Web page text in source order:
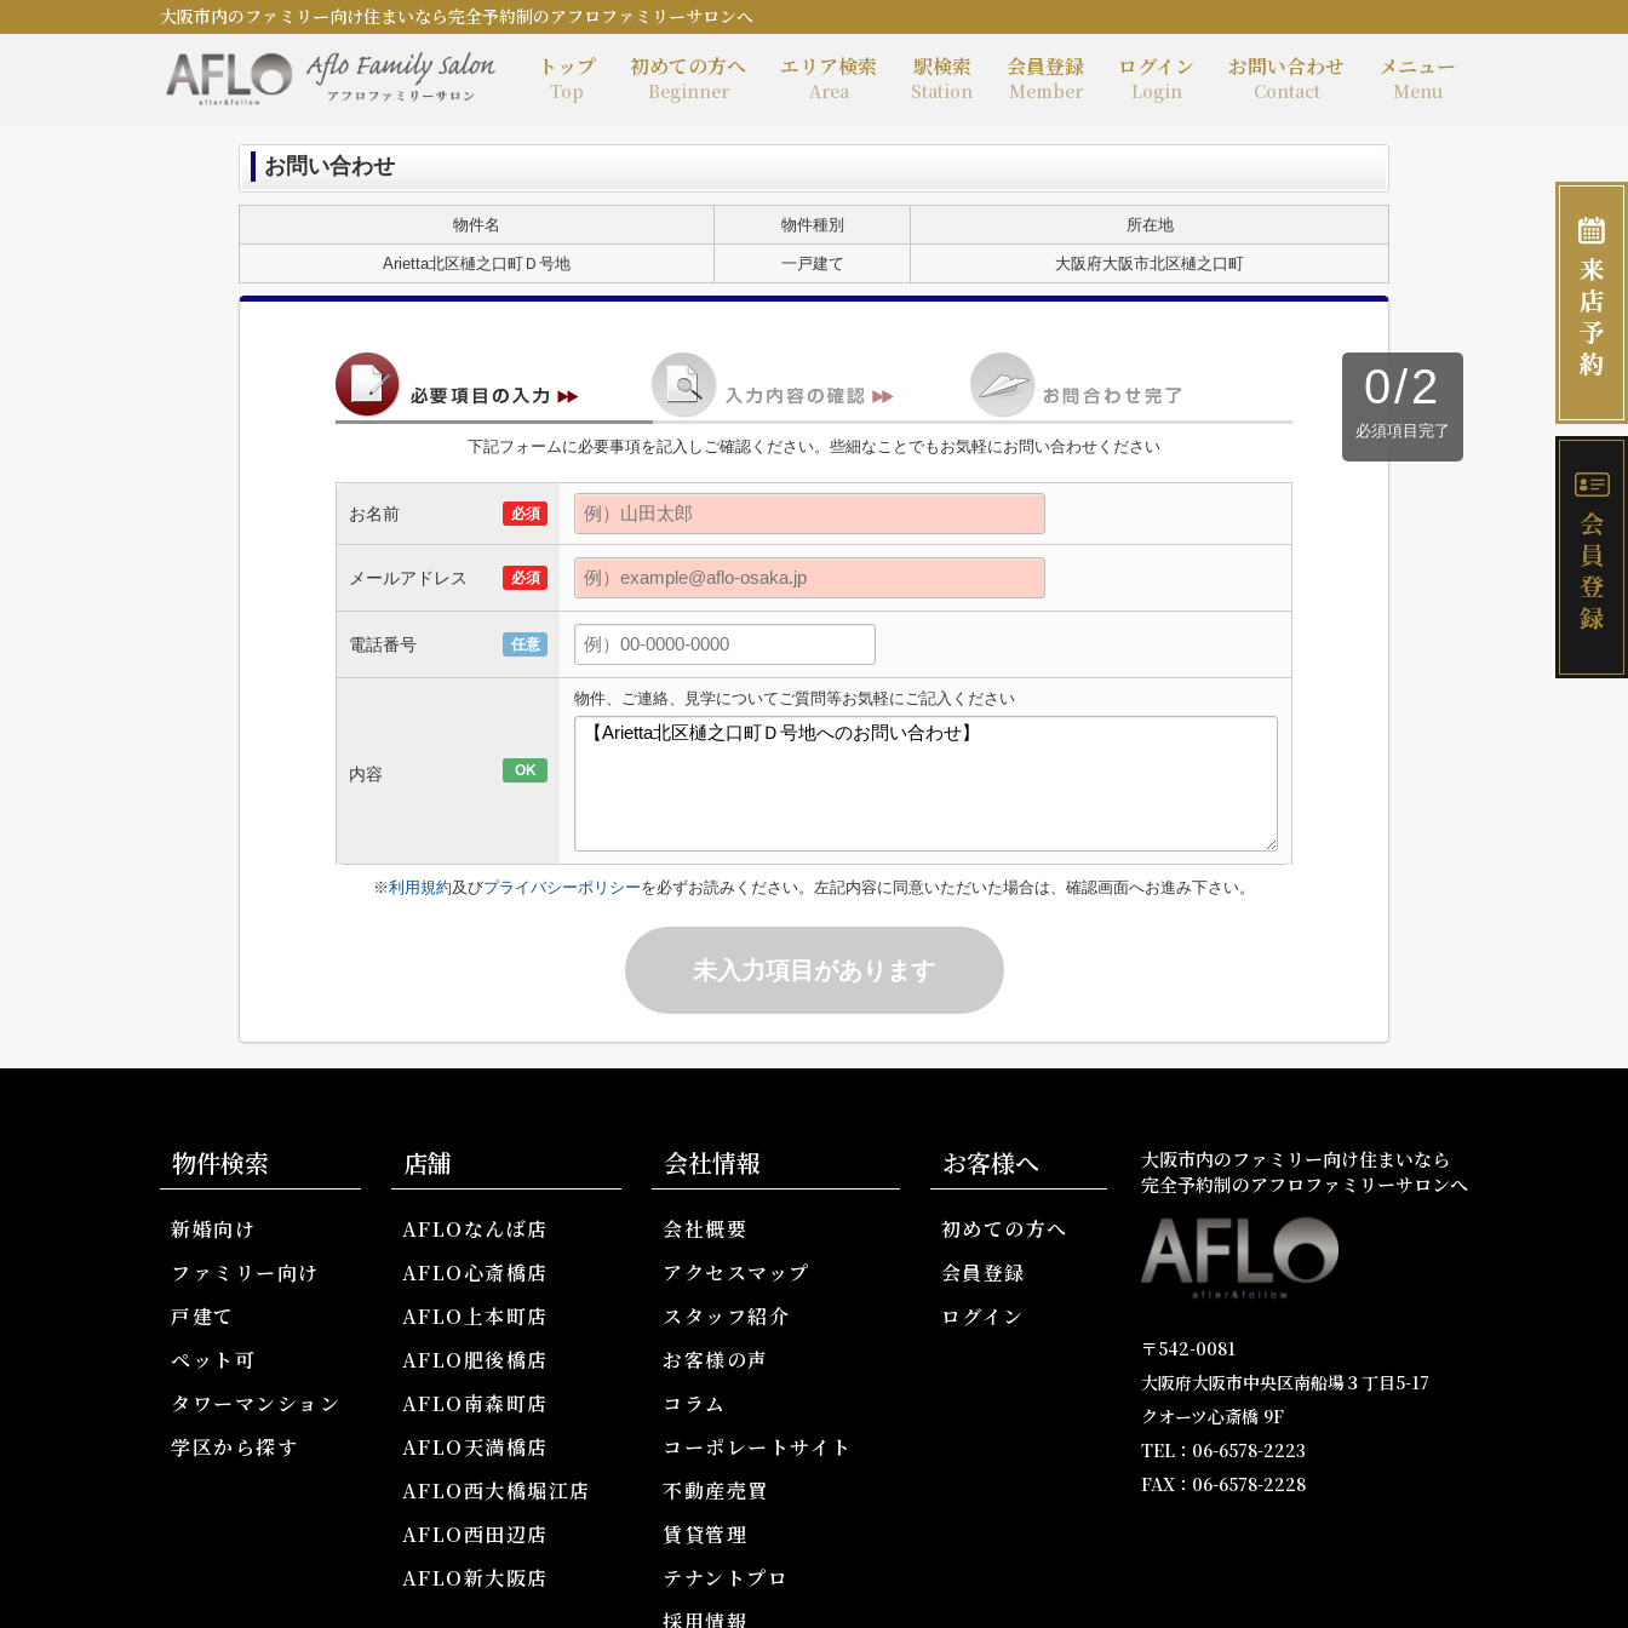
大阪市内のファミリー向け住まいなら完全予約制のアフロファミリーサロンへ
トップ
Top
初めての方へ
Beginner
エリア検索
Area
駅検索
Station
会員登録
Member
ログイン
Login
お問い合わせ
Contact
メニュー
Menu
お問い合わせ
物件名 物件種別 所在地
Arietta北区樋之口町Ｄ号地 一戸建て 大阪府大阪市北区樋之口町
0/2
必須項目完了
下記フォームに必要事項を記入しご確認ください。些細なことでもお気軽にお問い合わせください
お名前 必須
メールアドレス 必須
電話番号 任意
内容 OK
物件、ご連絡、見学についてご質問等お気軽にご記入ください
※利用規約及びプライバシーポリシーを必ずお読みください。左記内容に同意いただいた場合は、確認画面へお進み下さい。
未入力項目があります
物件検索
新婚向け
ファミリー向け
戸建て
ペット可
タワーマンション
学区から探す
店舗
AFLOなんば店
AFLO心斎橋店
AFLO上本町店
AFLO肥後橋店
AFLO南森町店
AFLO天満橋店
AFLO西大橋堀江店
AFLO西田辺店
AFLO新大阪店
会社情報
会社概要
アクセスマップ
スタッフ紹介
お客様の声
コラム
コーポレートサイト
不動産売買
賃貸管理
テナントプロ
採用情報
お客様へ
初めての方へ
会員登録
ログイン
大阪市内のファミリー向け住まいなら
完全予約制のアフロファミリーサロンへ
〒542-0081
大阪府大阪市中央区南船場３丁目5-17
クオーツ心斎橋 9F
TEL：06-6578-2223
FAX：06-6578-2228